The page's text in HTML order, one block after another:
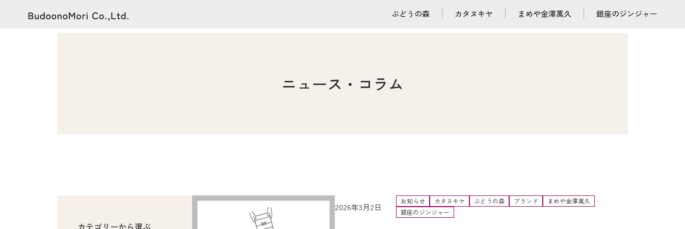
ぶどうの森 カタヌキヤ まめや金澤萬久 銀座のジンジャー
ニュース・コラム
カテゴリーから選ぶ
2026年3月2日
お知らせ カタヌキヤ ぶどうの森 ブランド
まめや金澤萬久
銀座のジンジャー